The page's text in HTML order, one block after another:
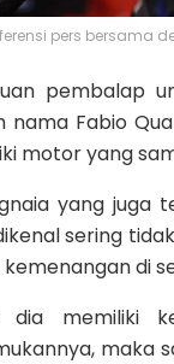
pers bersama
pembalap
nama Fabio
motor yang
yang
sering
di
memiliki